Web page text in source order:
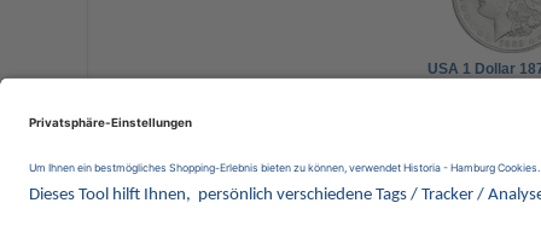
USA 1 Dollar